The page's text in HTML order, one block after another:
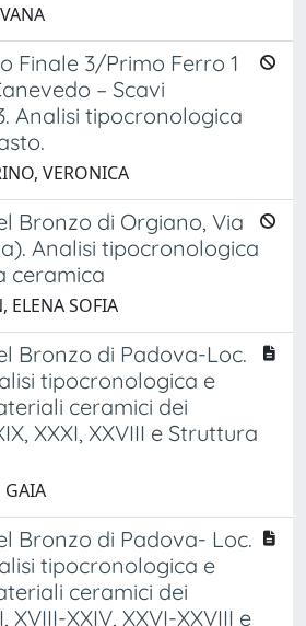
Finale 3/Primo Ferro 1
– Scavi
Analisi tipocronologica
VERONICA
Bronzo di Orgiano, Via
Analisi tipocronologica
ceramica
ELENA SOFIA
Bronzo di Padova-Loc.
tipocronologica e
ceramici dei
XXXI, XXVIII e Struttura
GAIA
Bronzo di Padova- Loc.
tipocronologica e
ceramici dei
XVIII-XXIV, XXVI-XXVIII e